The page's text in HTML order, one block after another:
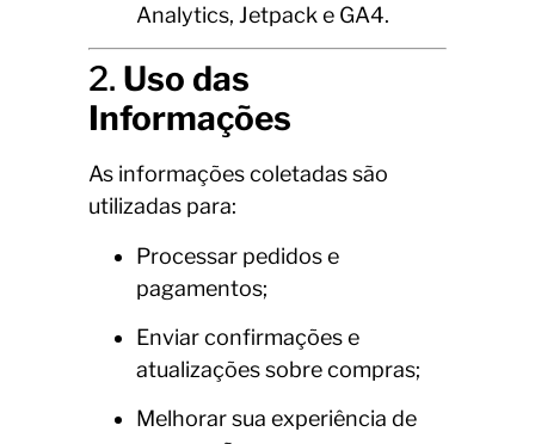
Analytics, Jetpack e GA4.
2. Uso das
Informações
As informações coletadas são
utilizadas para:
Processar pedidos e
pagamentos;
Enviar confirmações e
atualizações sobre compras;
Melhorar sua experiência de